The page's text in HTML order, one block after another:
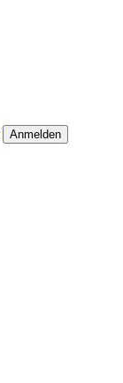
Anmelden